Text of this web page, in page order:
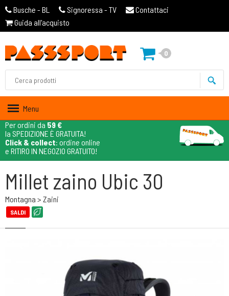
Busche - BL Signoressa - TV
Contattaci
Guida all'acquisto
0
Menu
Per ordini da 59 €
la SPEDIZIONE È GRATUITA!
Click & collect: ordine online
e RITIRO IN NEGOZIO GRATUITO!
Millet zaino Ubic 30
Montagna > Zaini
SALDI